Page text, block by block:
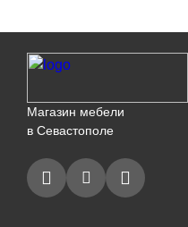
Магазин мебели
в Севастополе